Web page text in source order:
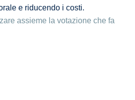
e riducendo i costi.
assieme la votazione che fa